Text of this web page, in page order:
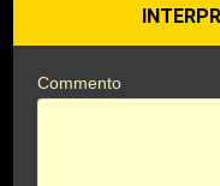
Commento